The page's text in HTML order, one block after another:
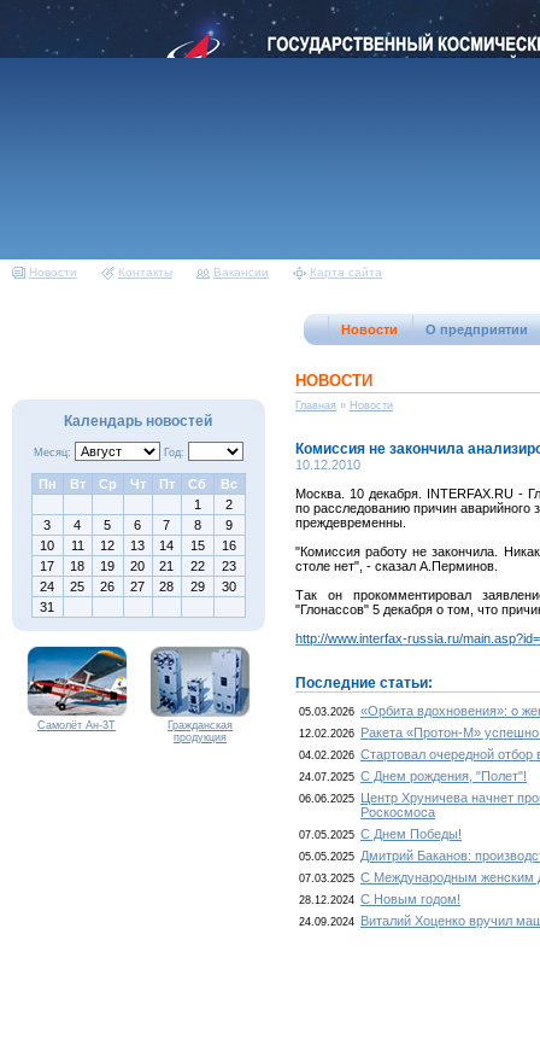
Новости Контакты Вакансии Карта сайта
Новости О предприятии
Календарь новостей
Месяц: Год:
Пн Вт Ср Чт Пт Сб
Вс
1
2
3
4 5 6 7 8
9
10
11 12 13 14 15
16
17
18 19 20 21 22
23
24
25 26 27 28 29
30
31
Самолёт Ан-3Т
Гражданская
продукция
НОВОСТИ
Главная » Новости
Комиссия не закончила
10.12.2010
Москва. 10 декабря. INTERFAX.RU -
по расследованию причин аварийного
преждевременны.
"Комиссия работу не закончила.
столе нет", - сказал А.Перминов.
Так он прокомментировал
"Глонассов" 5 декабря о том, что
http://www.interfax-russia.ru/
Последние статьи:
05.03.2026 «Орбита вдохновения»: о
12.02.2026 Ракета «Протон-М»
04.02.2026 Стартовал очередной отбор
24.07.2025 С Днем рождения, "Полет"!
06.06.2025 Центр Хруничева начнет
Роскосмоса
07.05.2025 С Днем Победы!
05.05.2025 Дмитрий Баканов:
07.03.2025 С Международным женским
28.12.2024 С Новым годом!
24.09.2024 Виталий Хоценко вручил